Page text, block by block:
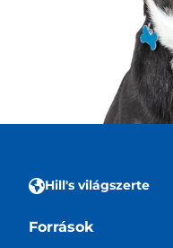
Hill's világszerte
Források